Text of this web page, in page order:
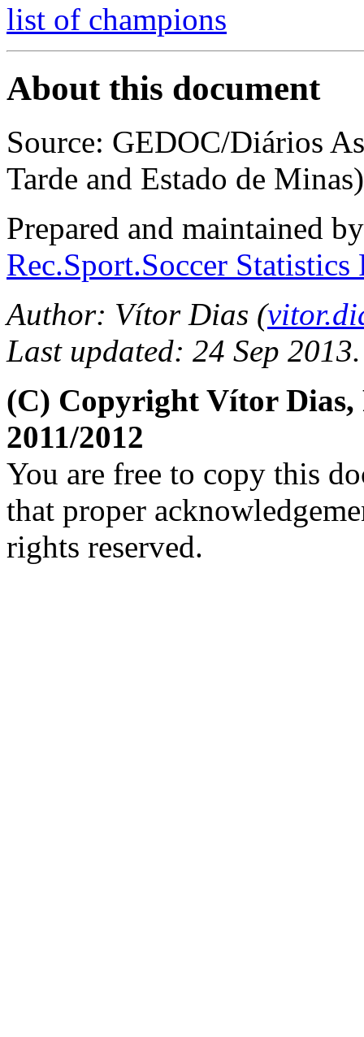
list of champions
About this document
Source: GEDOC/Diários
Tarde and Estado de Minas)
Prepared and maintained
Rec.Sport.Soccer
Author: Vítor Dias (
Last updated: 24 Sep 2013.
(C) Copyright Vítor Dias,
2011/2012
You are free to copy this
that proper
rights reserved.